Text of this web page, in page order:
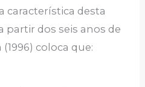
característica desta
partir dos seis anos de
coloca que: